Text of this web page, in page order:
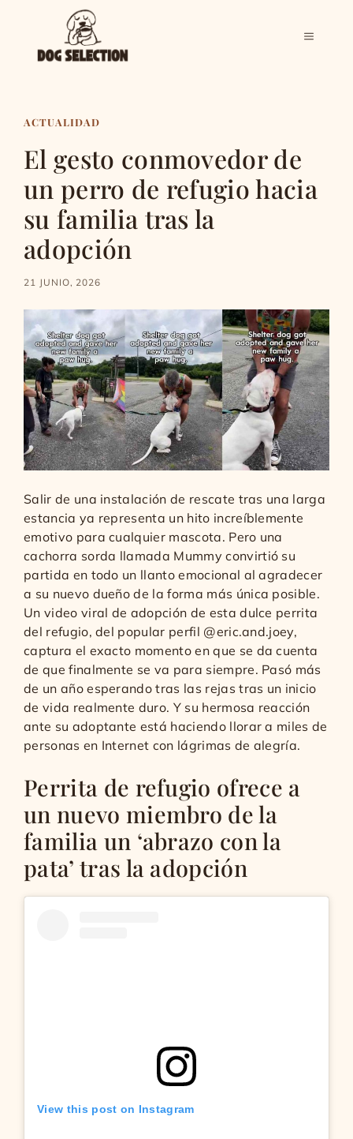
contenido
MENÚ
ACTUALIDAD
El gesto conmovedor de
un perro de refugio hacia
su familia tras la
adopción
21 JUNIO, 2026
Salir de una instalación de rescate tras una larga
estancia ya representa un hito increíblemente
emotivo para cualquier mascota. Pero una
cachorra sorda llamada Mummy convirtió su
partida en todo un llanto emocional al agradecer
a su nuevo dueño de la forma más única posible.
Un video viral de adopción de esta dulce perrita
del refugio, del popular perfil @eric.and.joey,
captura el exacto momento en que se da cuenta
de que finalmente se va para siempre. Pasó más
de un año esperando tras las rejas tras un inicio
de vida realmente duro. Y su hermosa reacción
ante su adoptante está haciendo llorar a miles de
personas en Internet con lágrimas de alegría.
Perrita de refugio ofrece a
un nuevo miembro de la
familia un ‘abrazo con la
pata’ tras la adopción
View this post on Instagram